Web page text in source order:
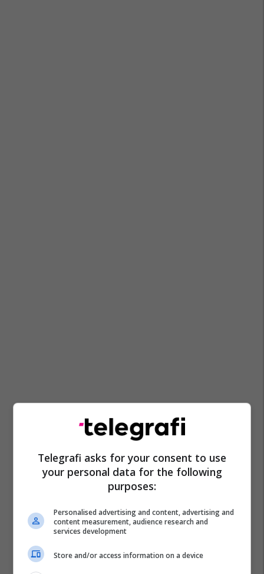
Telegrafi asks for your consent to use
your personal data for the following
purposes:
Personalised advertising and content, advertising and
content measurement, audience research and
services development
Store and/or access information on a device